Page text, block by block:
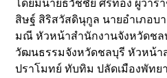
โดยมีนายธวัชชัย ศรีทอง ผู้ว่าร
สิษฐ์ สิริสวัสดินุกูล นายอำเภอบ
มณี หัวหน้าสำนักงานจังหวัดชล
วัฒนธรรมจังหวัดชลบุรี หัวหน้า
ปราโมทย์ ทับทิม ปลัดเมืองพัท